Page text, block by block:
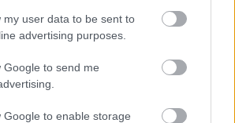
my user data to be sent to
advertising purposes.
Google to send me
Google to enable storage